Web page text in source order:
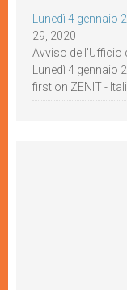
Lunedì 4
29, 2020
Avviso dell’Ufficio
Lunedì 4
first on ZENIT -